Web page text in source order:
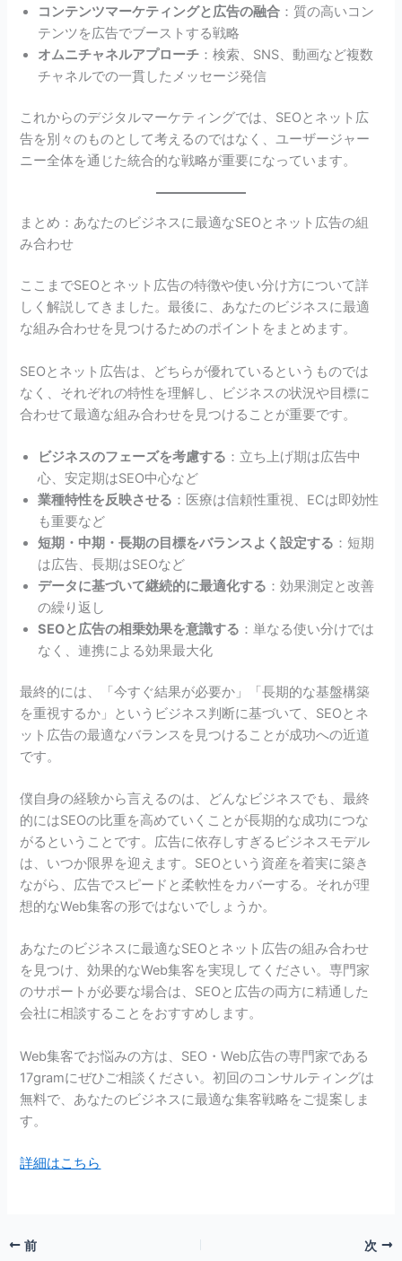
コンテンツマーケティングと広告の融合 ：質の高いコン
テンツを広告でブーストする戦略
オムニチャネルアプローチ ：検索、SNS、動画など複数
チャネルでの一貫したメッセージ発信
これからのデジタルマーケティングでは、SEOとネット広
告を別々のものとして考えるのではなく、ユーザージャー
ニー全体を通じた統合的な戦略が重要になっています。
まとめ：あなたのビジネスに最適なSEOとネット広告の組
み合わせ
ここまでSEOとネット広告の特徴や使い分け方について詳
しく解説してきました。最後に、あなたのビジネスに最適
な組み合わせを見つけるためのポイントをまとめます。
SEOとネット広告は、どちらが優れているというものでは
なく、それぞれの特性を理解し、ビジネスの状況や目標に
合わせて最適な組み合わせを見つけることが重要です。
ビジネスのフェーズを考慮する ：立ち上げ期は広告中
心、安定期はSEO中心など
業種特性を反映させる ：医療は信頼性重視、ECは即効性
も重要など
短期・中期・長期の目標をバランスよく設定する ：短期
は広告、長期はSEOなど
データに基づいて継続的に最適化する ：効果測定と改善
の繰り返し
SEOと広告の相乗効果を意識する ：単なる使い分けでは
なく、連携による効果最大化
最終的には、「今すぐ結果が必要か」「長期的な基盤構築
を重視するか」というビジネス判断に基づいて、SEOとネ
ット広告の最適なバランスを見つけることが成功への近道
です。
僕自身の経験から言えるのは、どんなビジネスでも、最終
的にはSEOの比重を高めていくことが長期的な成功につな
がるということです。広告に依存しすぎるビジネスモデル
は、いつか限界を迎えます。SEOという資産を着実に築き
ながら、広告でスピードと柔軟性をカバーする。それが理
想的なWeb集客の形ではないでしょうか。
あなたのビジネスに最適なSEOとネット広告の組み合わせ
を見つけ、効果的なWeb集客を実現してください。専門家
のサポートが必要な場合は、SEOと広告の両方に精通した
会社に相談することをおすすめします。
Web集客でお悩みの方は、SEO・Web広告の専門家である
17gramにぜひご相談ください。初回のコンサルティングは
無料で、あなたのビジネスに最適な集客戦略をご提案しま
す。
詳細はこちら
前 次